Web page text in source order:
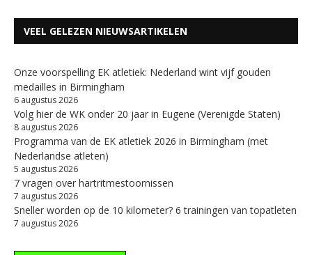
VEEL GELEZEN NIEUWSARTIKELEN
Onze voorspelling EK atletiek: Nederland wint vijf gouden
medailles in Birmingham
6 augustus 2026
Volg hier de WK onder 20 jaar in Eugene (Verenigde Staten)
8 augustus 2026
Programma van de EK atletiek 2026 in Birmingham (met
Nederlandse atleten)
5 augustus 2026
7 vragen over hartritmestoornissen
7 augustus 2026
Sneller worden op de 10 kilometer? 6 trainingen van topatleten
7 augustus 2026